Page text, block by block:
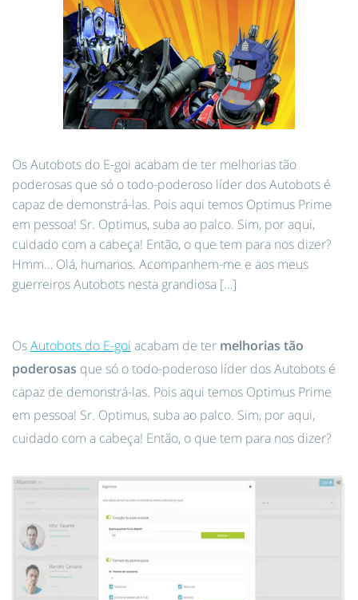
Os Autobots do E-goi acabam de ter melhorias tão
poderosas que só o todo-poderoso líder dos Autobots é
capaz de demonstrá-las. Pois aqui temos Optimus Prime
em pessoa! Sr. Optimus, suba ao palco. Sim, por aqui,
cuidado com a cabeça! Então, o que tem para nos dizer?
Hmm… Olá, humanos. Acompanhem-me e aos meus
guerreiros Autobots nesta grandiosa […]
OsAutobots do E-goi acabam de ter melhorias tão
poderosas que só o todo-poderoso líder dos Autobots é
capaz de demonstrá-las. Pois aqui temos Optimus Prime
em pessoa! Sr. Optimus, suba ao palco. Sim, por aqui,
cuidado com a cabeça! Então, o que tem para nos dizer?